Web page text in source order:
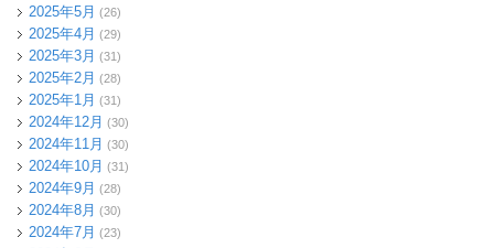
2025年5月 (26)
2025年4月 (29)
2025年3月 (31)
2025年2月 (28)
2025年1月 (31)
2024年12月 (30)
2024年11月 (30)
2024年10月 (31)
2024年9月 (28)
2024年8月 (30)
2024年7月 (23)